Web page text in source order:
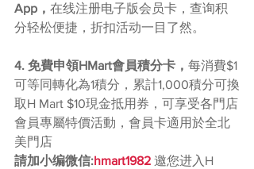
App， 在线注册电子版会员卡，查询积
分轻松便捷，折扣活动一目了然。
4. 免費申領HMart會員積分卡， 每消費$1
可等同轉化為1積分，累計1,000積分可換
取H Mart $10現金抵用券，可享受各門店
會員專屬特價活動，會員卡適用於全北
美門店
請加小编微信:hmart1982 邀您进入H